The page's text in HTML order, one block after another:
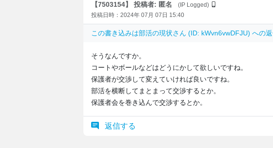
【7503154】 投稿者: 匿名
(IP Logged)
投稿日時：2024年 07月 07日 15:40
この書き込みは部活の現状さん (ID: kWvn6vwDFJU) への
そうなんですか。
コートやボールなどはどうにかして欲しいですね。
保護者が交渉して変えていければ良いですね。
部活を横断してまとまって交渉するとか。
保護者会を巻き込んで交渉するとか。
返信する